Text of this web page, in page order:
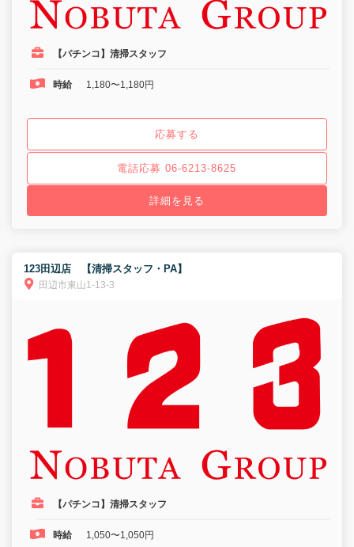
【パチンコ】清掃スタッフ
時給 1,180〜1,180円
応募する
電話応募 06-6213-8625
詳細を見る
123田辺店 【清掃スタッフ・PA】
田辺市東山1-13-3
【パチンコ】清掃スタッフ
時給 1,050〜1,050円